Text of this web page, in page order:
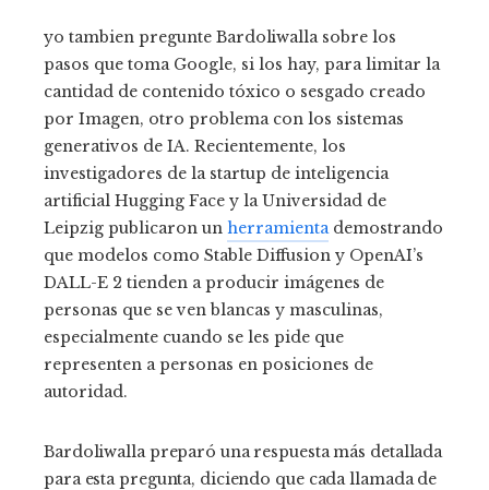
yo tambien pregunte Bardoliwalla sobre los
pasos que toma Google, si los hay, para limitar la
cantidad de contenido tóxico o sesgado creado
por Imagen, otro problema con los sistemas
generativos de IA. Recientemente, los
investigadores de la startup de inteligencia
artificial Hugging Face y la Universidad de
Leipzig publicaron un herramientademostrando
que modelos como Stable Diffusion y OpenAI’s
DALL-E 2 tienden a producir imágenes de
personas que se ven blancas y masculinas,
especialmente cuando se les pide que
representen a personas en posiciones de
autoridad.
Bardoliwalla preparó una respuesta más detallada
para esta pregunta, diciendo que cada llamada de